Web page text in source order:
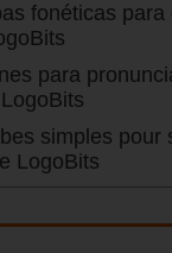
fonéticas
para
simples
LogoBits